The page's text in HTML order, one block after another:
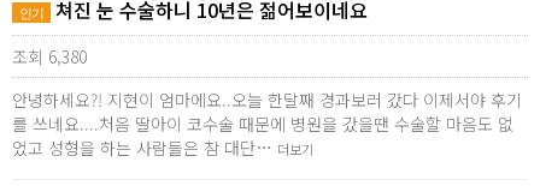
인기 쳐진 눈 수술하니 10년은 젊어보이네요
조회 6,380
안녕하세요?! 지현이 엄마에요..오늘 한달째 경과보러 갔다 이제서야 후기
를 쓰네요....처음 딸아이 코수술 때문에 병원을 갔을땐 수술할 마음도 없
었고 성형을 하는 사람들은 참 대단… 더보기